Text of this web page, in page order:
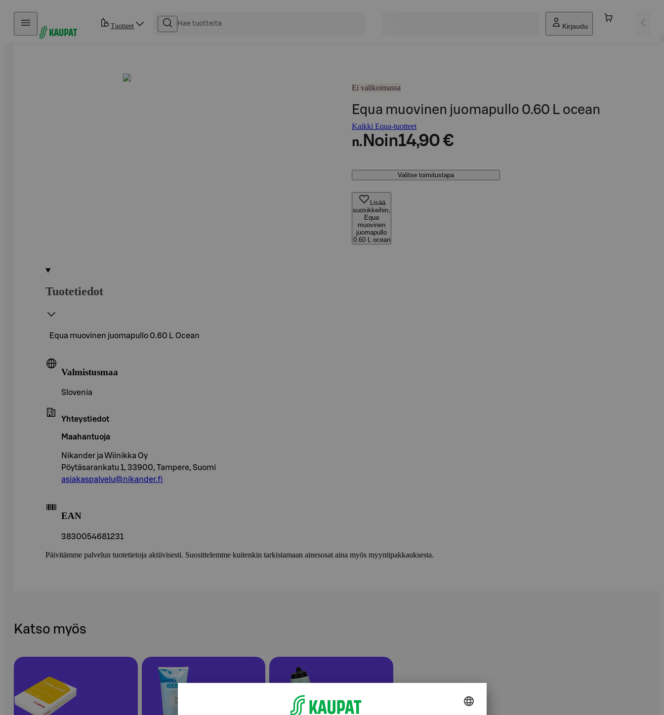
Hyppää sisältöön
Tuotteet Kirjaudu
Ei valikoimassa
Equa muovinen juomapullo 0.60 L ocean
Kaikki Equa-tuotteet
n. Noin14,90 €
Valitse toimitustapa
Lisää
suosikkeihin,
Equa
muovinen
juomapullo
0.60 L ocean
Tuotetiedot
Equa muovinen juomapullo 0.60 L Ocean
Valmistusmaa
Slovenia
Yhteystiedot
Maahantuoja
Nikander ja Wiinikka Oy
Pöytäsarankatu 1, 33900, Tampere, Suomi
asiakaspalvelu@nikander.fi
EAN
3830054681231
Päivitämme palvelun tuotetietoja aktiivisesti. Suosittelemme kuitenkin tarkistamaan ainesosat aina myös myyntipakkauksesta.
Katso myös